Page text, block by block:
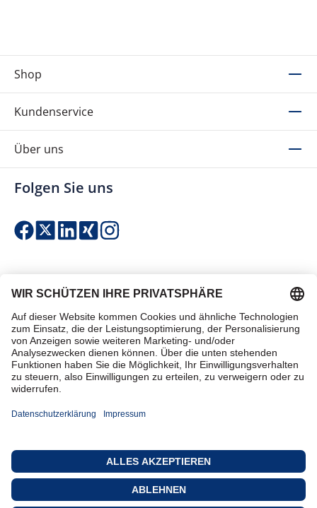
Shop
Kundenservice
Über uns
Folgen Sie uns
Einfach & sicher bezahlen
Zertifiziert einkaufen